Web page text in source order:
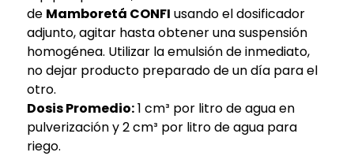
de Mamboretá CONFI usando el dosificador
adjunto, agitar hasta obtener una suspensión
homogénea. Utilizar la emulsión de inmediato,
no dejar producto preparado de un día para el
otro.
Dosis Promedio:1 cm³ por litro de agua en
pulverización y 2 cm³ por litro de agua para
riego.